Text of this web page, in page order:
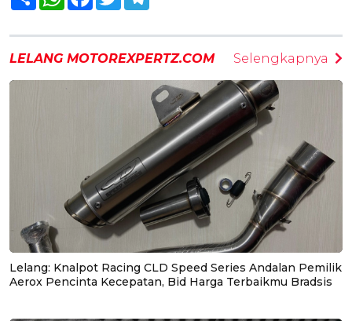
LELANG MOTOREXPERTZ.COM Selengkapnya
Lelang: Knalpot Racing CLD Speed Series Andalan Pemilik
Aerox Pencinta Kecepatan, Bid Harga Terbaikmu Bradsis